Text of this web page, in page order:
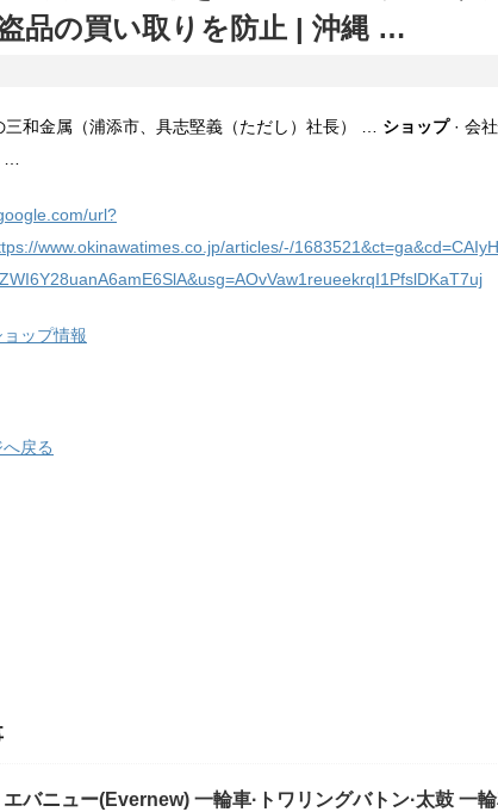
品の買い取りを防止 | 沖縄 …
三和金属（浦添市、具志堅義（ただし）社長） … ショップ· 会
url?
www.okinawatimes.co.jp/articles/-/
ップ情報
へ戻る
エバニュー(Evernew) 一輪車·トワリングバトン·太鼓 一